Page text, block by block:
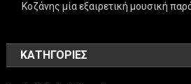
Κοζάνης μία εξαιρετική μουσική
KΑΤΗΓΟΡΊΕΣ